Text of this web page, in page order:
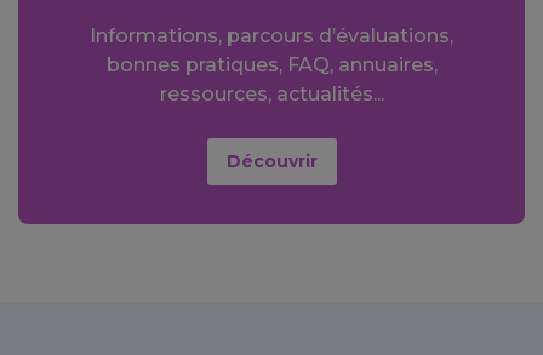
Informations, parcours d’évaluations,
bonnes pratiques, FAQ, annuaires,
ressources, actualités...
Découvrir